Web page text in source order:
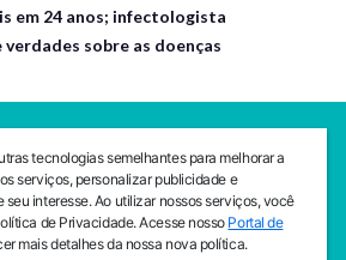
em 24 anos; infectologista
sobre as doenças
SEDE CEJAM
765, Liberdade, São Paulo, 01503-001
(11) 3469 - 1818
INSTITUTO CEJAM
tecnologias semelhantes para melhorar a
serviços, personalizar publicidade e
interesse. Ao utilizar nossos serviços, você
de Privacidade. Acesse nosso Portal de
mais detalhes da nossa nova política.